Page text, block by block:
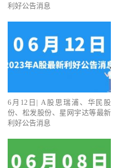
利好公告消息
6月12日| A股思瑞浦、华民股
份、松发股份、星网宇达等最新
利好公告消息